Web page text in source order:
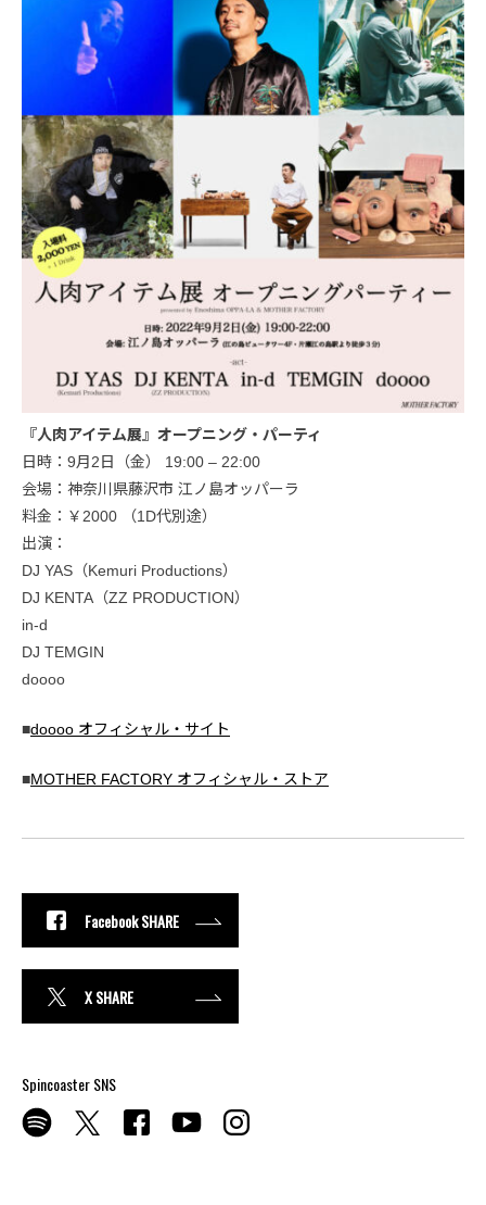
『人肉アイテム展』オープニング・パーティ
日時：9月2日（金） 19:00 – 22:00
会場：神奈川県藤沢市 江ノ島オッパーラ
料金：￥2000 （1D代別途）
出演：
DJ YAS（Kemuri Productions）
DJ KENTA（ZZ PRODUCTION）
in-d
DJ TEMGIN
doooo
■doooo オフィシャル・サイト
■MOTHER FACTORY オフィシャル・ストア
Facebook SHARE
X SHARE
Spincoaster SNS